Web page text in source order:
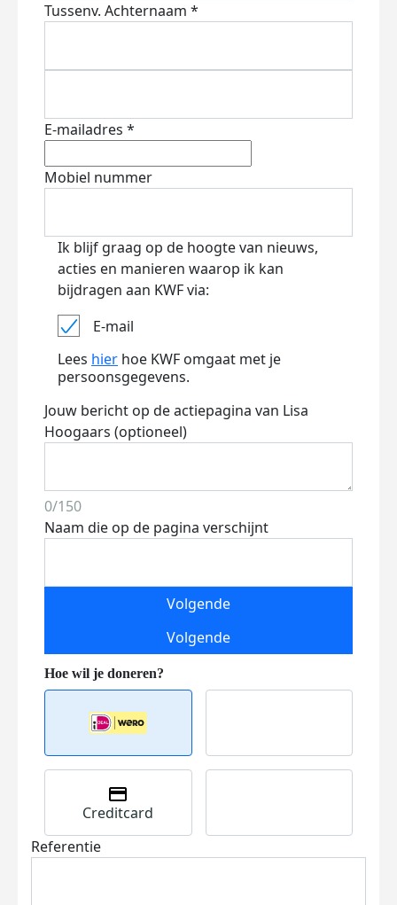
Tussenv. Achternaam *
E-mailadres *
Mobiel nummer
Ik blijf graag op de hoogte van nieuws,
acties en manieren waarop ik kan
bijdragen aan KWF via:
E-mail
Lees hier hoe KWF omgaat met je
persoonsgegevens.
Jouw bericht op de actiepagina van Lisa
Hoogaars (optioneel)
0/150
Naam die op de pagina verschijnt
Volgende
Volgende
Creditcard
Referentie